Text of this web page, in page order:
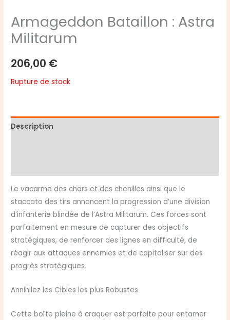
Armageddon Bataillon : Astra
Militarum
206,00 €
Rupture de stock
Description
Le vacarme des chars et des chenilles ainsi que le
staccato des tirs annoncent la progression d’une division
d’infanterie blindée de l’Astra Militarum. Ces forces sont
parfaitement en mesure de capturer des objectifs
stratégiques, de renforcer des lignes en difficulté, de
réagir aux attaques ennemies et de capitaliser sur des
progrès stratégiques.
Annihilez les Cibles les plus Robustes
Cette boîte pleine à craquer est parfaite pour entamer